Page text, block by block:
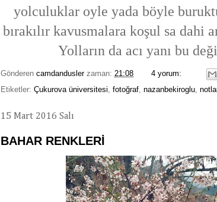
yolculuklar oyle yada böyle
bırakılır kavusmalara koşul sa dahi
Yolların da acı yanı bu
Gönderen camdandusler zaman: 21:08
4 yorum:
Etiketler: Çukurova üniversitesi, fotoğraf, nazanbekiroglu,
15 Mart 2016 Salı
BAHAR RENKLERİ